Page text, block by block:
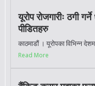
यूरोप रोजगारीः ठगी
पीडितहरु
काठमाडौं । यूरोपका विभिन्न
Read More